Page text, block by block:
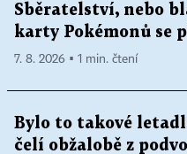
Sběratelství, nebo
karty Pokémonů se
7. 8. 2026 ▪ 1 min. čtení
Bylo to takové
čelí obžalobě z